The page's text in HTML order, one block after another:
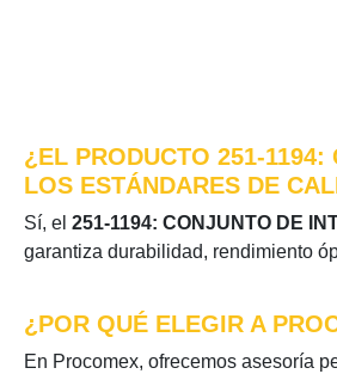
¿EL PRODUCTO 251-
LOS ESTÁNDARES DE
Sí, el 251-1194: CONJUNTO DE
garantiza durabilidad, rendimiento
¿POR QUÉ ELEGIR A
En Procomex, ofrecemos asesoría